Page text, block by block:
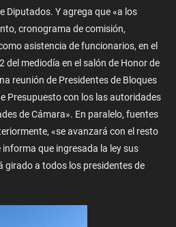
Diputados. Y agrega que «a los
cronograma de comisión,
asistencia de funcionarios, en el
del mediodía en el salón de Honor de
reunión de Presidentes de Bloques
Presupuesto con los las autoridades
de Cámara». En paralelo, fuentes
«se avanzará con el resto
que ingresada la ley sus
a todos los presidentes de